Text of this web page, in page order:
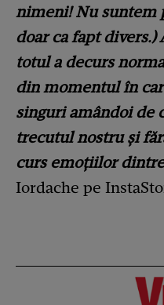
nimeni! Nu suntem
doar ca fapt divers.)
totul a decurs
din momentul în
singuri amândoi de
trecutul nostru și
curs emoțiilor
Iordache pe